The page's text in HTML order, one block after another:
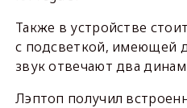
Также в устройстве
с подсветкой, имеющей
звук отвечают два
Лэптоп получил